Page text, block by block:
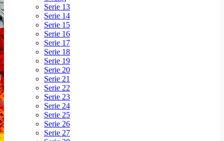
Serie 13
Serie 14
Serie 15
Serie 16
Serie 17
Serie 18
Serie 19
Serie 20
Serie 21
Serie 22
Serie 23
Serie 24
Serie 25
Serie 26
Serie 27